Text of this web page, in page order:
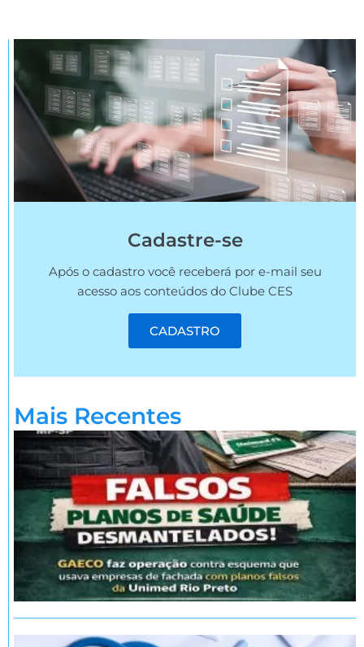
Cadastre-se
Após o cadastro você receberá por e-mail seu
acesso aos conteúdos do Clube CES
CADASTRO
Mais Recentes